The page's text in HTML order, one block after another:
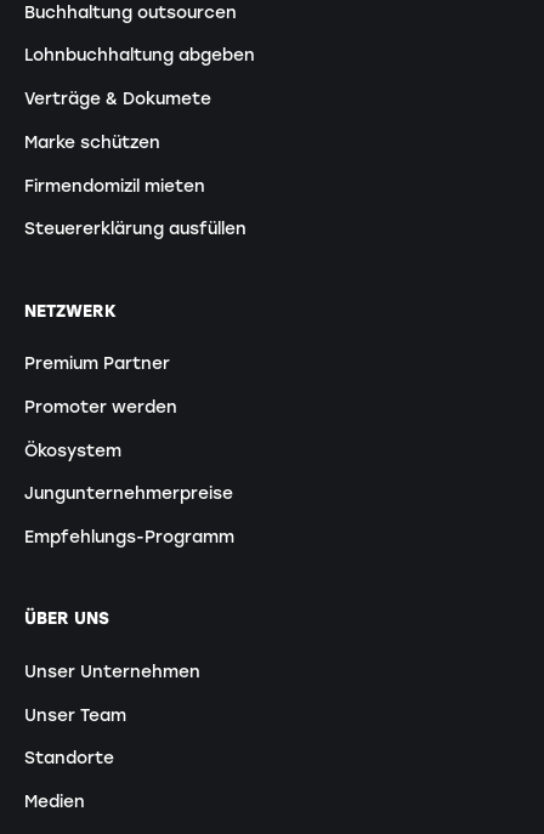
Buchhaltung outsourcen
Lohnbuchhaltung abgeben
Verträge & Dokumete
Marke schützen
Firmendomizil mieten
Steuererklärung ausfüllen
NETZWERK
Premium Partner
Promoter werden
Ökosystem
Jungunternehmerpreise
Empfehlungs-Programm
ÜBER UNS
Unser Unternehmen
Unser Team
Standorte
Medien